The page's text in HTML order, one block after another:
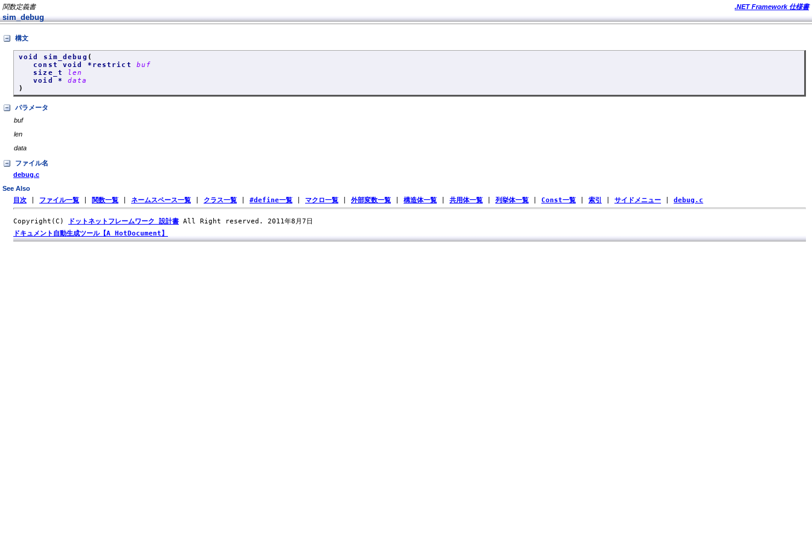
関数定義書 .NET Framework 仕様書
sim_debug
構文
void sim_debug (
const void *restrict buf
size_t
len
void *data
)
パラメータ
buf
len
data
ファイル名
debug.c
See Also
目次 ファイル一覧 関数一覧 ネームスペース一覧 クラス一覧 #define一覧 マクロ一覧 外部変数一覧 構造体一覧 共用体一覧 列挙体一覧 Const一覧 索引 サイドメニュー debug.c
Copyright(C) ドットネットフレームワーク 設計書 All Right reserved. 2011年8月7日
ドキュメント自動生成ツール【A HotDocument】